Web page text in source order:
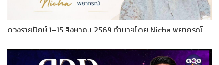
ดวงรายปักษ์ 1–15 สิงหาคม 2569 ทำนายโดย Nicha พยากรณ์